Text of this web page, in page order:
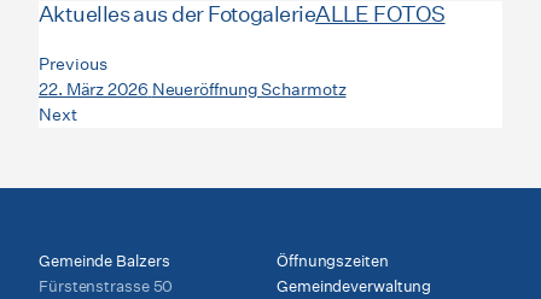
Aktuelles aus der FotogalerieALLE FOTOS
Previous
22. März 2026 Neueröffnung Scharmotz
Next
Gemeinde Balzers
Fürstenstrasse 50
Öffnungszeiten
Gemeindeverwaltung